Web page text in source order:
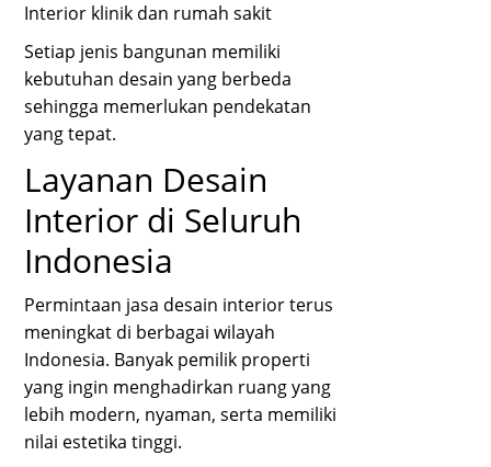
Interior klinik dan rumah sakit
Setiap jenis bangunan memiliki
kebutuhan desain yang berbeda
sehingga memerlukan pendekatan
yang tepat.
Layanan Desain
Interior di Seluruh
Indonesia
Permintaan jasa desain interior terus
meningkat di berbagai wilayah
Indonesia. Banyak pemilik properti
yang ingin menghadirkan ruang yang
lebih modern, nyaman, serta memiliki
nilai estetika tinggi.